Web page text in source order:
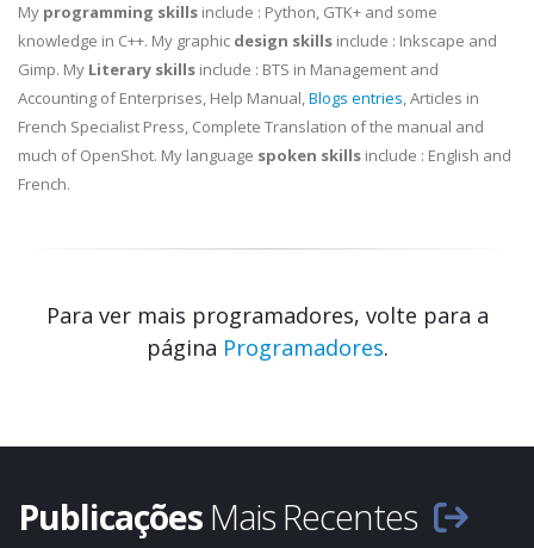
My programming skills include : Python, GTK+ and some
knowledge in C++. My graphic design skills include : Inkscape and
Gimp. My Literary skills include : BTS in Management and
Accounting of Enterprises, Help Manual,Blogs entries, Articles in
French Specialist Press, Complete Translation of the manual and
much of OpenShot. My language spoken skills include : English and
French.
Para ver mais programadores, volte para a
página Programadores.
Publicações Mais Recentes